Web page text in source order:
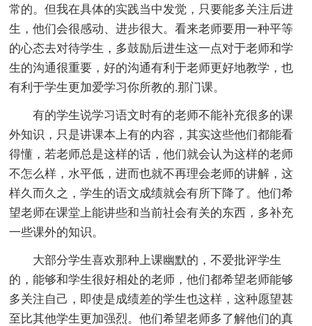
常的。但我在具体的实践当中发觉，只要能多关注后进
生，他们会很感动、进步很大。看来老师要用一种平等
的心态去对待学生，多鼓励后进生这一点对于老师和学
生的沟通很重要，好的沟通有利于老师更好地教学，也
有利于学生更加爱学习你所教的.那门课。
有的学生说学习语文时有的老师不能补充很多的课
外知识，只是讲课本上有的内容，其实这些他们都能看
得懂，若老师总是这样的话，他们就会认为这样的老师
不怎么样，水平低，进而也就不再理会老师的讲解，这
样久而久之，学生的语文成绩就会有所下降了。他们希
望老师在课堂上能讲些和当前社会有关的东西，多补充
一些课外的知识。
大部分学生喜欢那种上课幽默的，不爱批评学生
的，能够和学生很好相处的老师，他们都希望老师能够
多关注自己，即使是成绩差的学生也这样，这种愿望甚
至比其他学生更加强烈。他们希望老师多了解他们的真